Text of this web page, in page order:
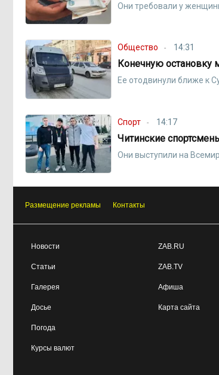
Они требовали у
Общество 14:31
Конечную остановку
Ее отодвинули ближе к
Спорт 14:17
Читинские
Они выступили на
Размещение рекламы Контакты
Новости
Статьи
Галерея
Досье
Погода
Курсы валют
ZAB.RU
ZAB.TV
Афиша
Карта сайта